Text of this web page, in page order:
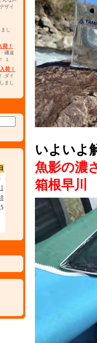
ザイ
し
！
磯遠
１
荷！
ダイ
まし
いよいよ
魚影の濃
箱根早川